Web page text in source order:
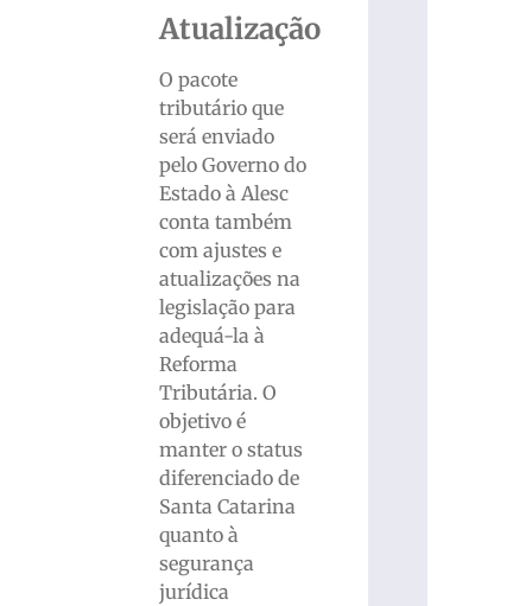
Atualização
O pacote
tributário que
será enviado
pelo Governo do
Estado à Alesc
conta também
com ajustes e
atualizações na
legislação para
adequá-la à
Reforma
Tributária. O
objetivo é
manter o status
diferenciado de
Santa Catarina
quanto à
segurança
jurídica